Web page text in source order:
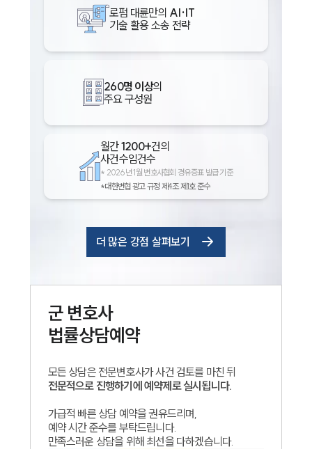
로펌 대륜만의 AI·IT
기술 활용 소송 전략
260명 이상의
주요 구성원
월간1200+건의
사건수임건수
* 2026년 1월 변호사협회 경유증표 발급 기준
*대한변협 광고 규정 제4조 제1호 준수
더 많은 강점 살펴보기
군변호사
법률상담예약
모든 상담은 전문변호사가 사건 검토를 마친 뒤
전문적으로 진행하기에 예약제로 실시됩니다.
가급적 빠른 상담 예약을 권유드리며,
예약 시간 준수를 부탁드립니다.
만족스러운 상담을 위해 최선을 다하겠습니다.